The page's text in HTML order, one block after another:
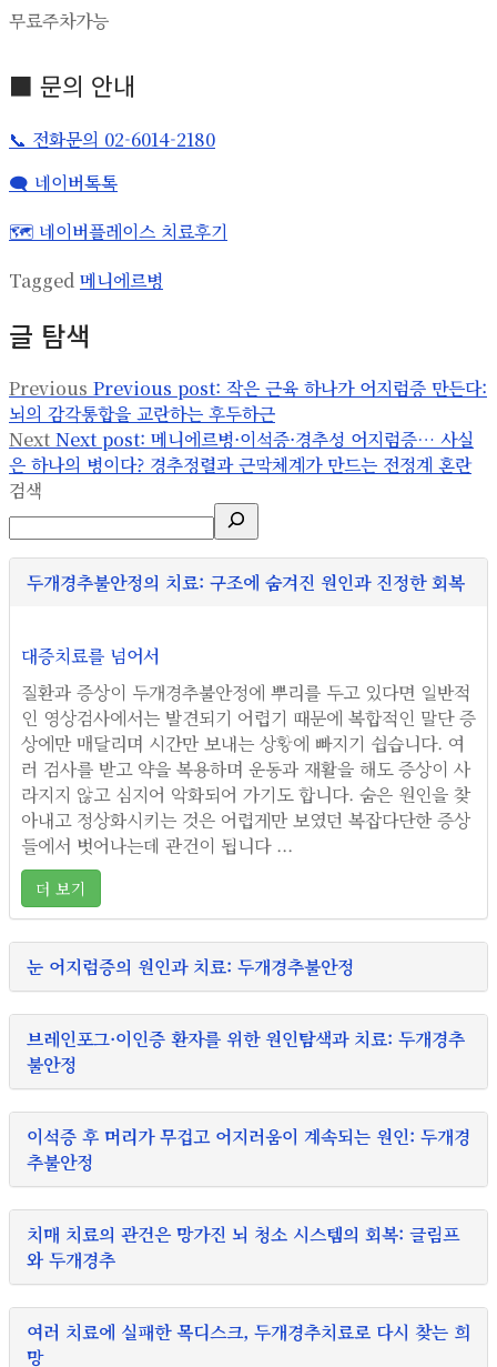
무료주차가능
■ 문의 안내
📞 전화문의 02-6014-2180
🗨️ 네이버톡톡
🗺️ 네이버플레이스 치료후기
Tagged 메니에르병
글 탐색
Previous Previous post: 작은 근육 하나가 어지럼증 만든다:
뇌의 감각통합을 교란하는 후두하근
Next Next post: 메니에르병·이석증·경추성 어지럼증… 사실
은 하나의 병이다? 경추정렬과 근막체계가 만드는 전정계 혼란
검색
두개경추불안정의 치료: 구조에 숨겨진 원인과 진정한 회복
대증치료를 넘어서
질환과 증상이 두개경추불안정에 뿌리를 두고 있다면 일반적
인 영상검사에서는 발견되기 어렵기 때문에 복합적인 말단 증
상에만 매달리며 시간만 보내는 상황에 빠지기 쉽습니다. 여
러 검사를 받고 약을 복용하며 운동과 재활을 해도 증상이 사
라지지 않고 심지어 악화되어 가기도 합니다. 숨은 원인을 찾
아내고 정상화시키는 것은 어렵게만 보였던 복잡다단한 증상
들에서 벗어나는데 관건이 됩니다 ...
더 보기
눈 어지럼증의 원인과 치료: 두개경추불안정
브레인포그·이인증 환자를 위한 원인탐색과 치료: 두개경추
불안정
이석증 후 머리가 무겁고 어지러움이 계속되는 원인: 두개경
추불안정
치매 치료의 관건은 망가진 뇌 청소 시스템의 회복: 글림프
와 두개경추
여러 치료에 실패한 목디스크, 두개경추치료로 다시 찾는 희
망